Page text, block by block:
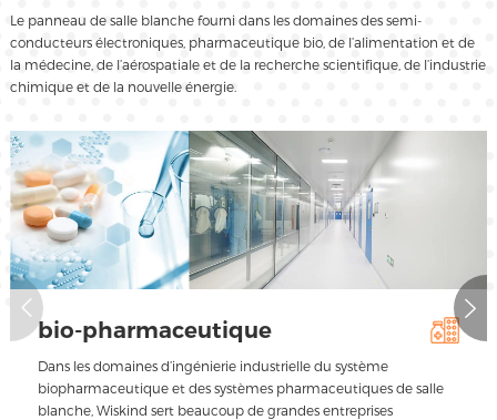
Le panneau de salle blanche fourni dans les domaines des semi-
conducteurs électroniques, pharmaceutique bio, de l’alimentation et de
la médecine, de l’aérospatiale et de la recherche scientifique, de l’industrie
chimique et de la nouvelle énergie.
bio-pharmaceutique
Dans les domaines d’ingénierie industrielle du système
biopharmaceutique et des systèmes pharmaceutiques de salle
blanche, Wiskind sert beaucoup de grandes entreprises